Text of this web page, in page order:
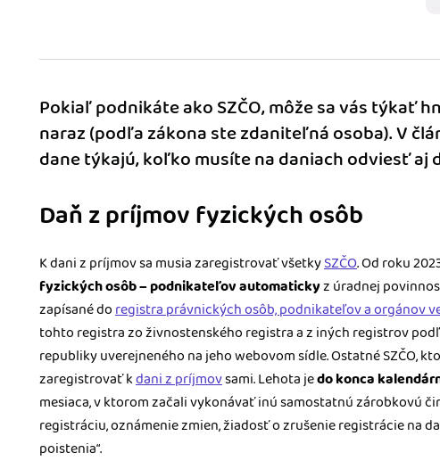
ďalšími aplikáciami.
Pokiaľ podnikáte ako SZČO, môže sa vás týkať
naraz (podľa zákona ste zdaniteľná osoba). V
dane týkajú, koľko musíte na daniach odviesť aj
Daň z príjmov fyzických osôb
K dani z príjmov sa musia zaregistrovať všetkySZČO. Od roku
fyzických osôb – podnikateľov automatickyz úradnej
zapísané doregistra právnických osôb, podnikateľov a orgánov
tohto registra zo živnostenského registra a z iných registrov
republiky uverejneného na jeho webovom sídle. Ostatné SZČO,
zaregistrovať kdani z príjmovsami. Lehota jedo konca
mesiaca, v ktorom začali vykonávať inú samostatnú zárobkovú
registráciu, oznámenie zmien, žiadosť o zrušenie registrácie na
poistenia“.